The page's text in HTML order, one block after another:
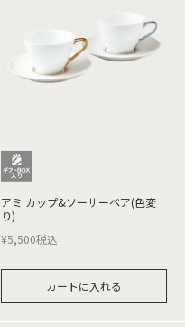
アミ カップ&ソーサーペア(色変
り)
¥5,500税込
カートに入れる